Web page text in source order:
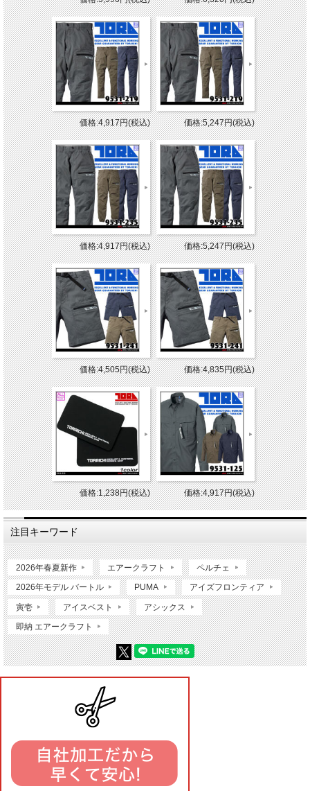
価格:4,917円(税込) 価格:5,247円(税込)
価格:4,917円(税込) 価格:5,247円(税込)
価格:4,505円(税込) 価格:4,835円(税込)
価格:1,238円(税込) 価格:4,917円(税込)
注目キーワード
2026年春夏新作 エアークラフト ペルチェ
2026年モデル バートル PUMA アイズフロンティア
寅壱 アイスベスト アシックス
即納 エアークラフト